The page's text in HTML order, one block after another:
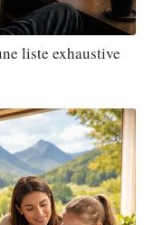
liste exhaustive